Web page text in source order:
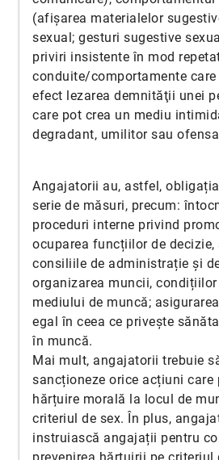
(afișarea materialelor
sexual; gesturi sugestive
priviri insistente în mod
conduite/comportamente
efect lezarea demnităţii unei
care pot crea un mediu
degradant, umilitor sau
Angajatorii au, astfel,
serie de măsuri, precum:
proceduri interne privind
ocuparea funcțiilor de
consiliile de administrație și
organizarea muncii,
mediului de muncă;
egal în ceea ce privește
în muncă.
Mai mult, angajatorii trebuie
sancționeze orice acțiuni care
hărțuire morală la locul de
criteriul de sex. În plus,
instruiască angajații pentru